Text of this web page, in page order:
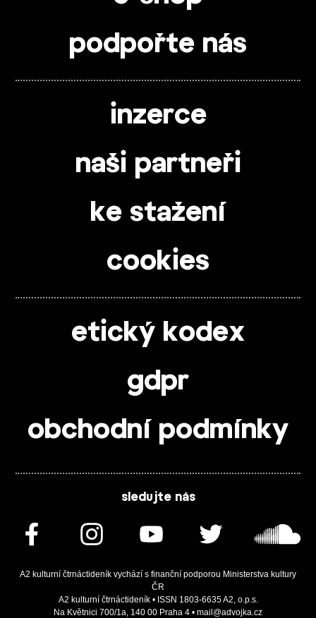
podpořte nás
inzerce
naši partneři
ke stažení
cookies
etický kodex
gdpr
obchodní podmínky
sledujte nás
A2 kulturní čtrnáctideník vychází s finanční podporou Ministerstva kultury
ČR
A2 kulturní čtrnáctideník • ISSN 1803-6635 A2, o.p.s.
Na Květnici 700/1a, 140 00 Praha 4 • mail@advojka.cz